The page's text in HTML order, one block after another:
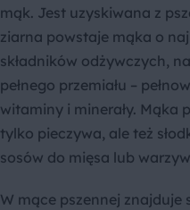
mąk. Jest uzyskiwana z
ziarna powstaje mąka o
składników odżywczych,
pełnego przemiału –
witaminy i minerały. Mąka
tylko pieczywa, ale też
sosów do mięsa lub
W mące pszennej znajduje